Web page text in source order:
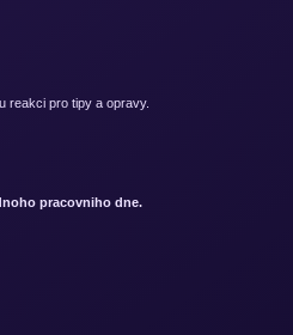
reakci pro tipy a opravy.
pracovniho dne.